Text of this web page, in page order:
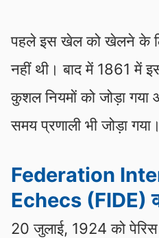
पहले इस खेल को खेलने के
नहीं थी। बाद में 1861 में
कुशल नियमों को जोड़ा
समय प्रणाली भी जोड़ा
Federation
Echecs (FIDE)
20 जुलाई, 1924 को